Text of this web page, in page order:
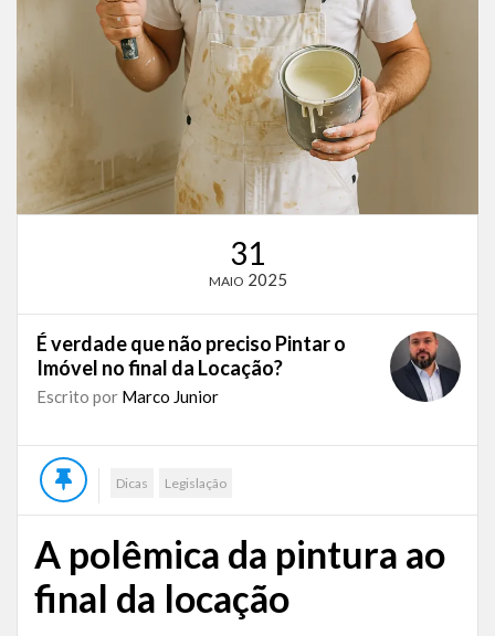
31
MAIO 2025
É verdade que não preciso Pintar o
Imóvel no final da Locação?
Escrito por Marco Junior
Dicas Legislação
A polêmica da pintura ao
final da locação